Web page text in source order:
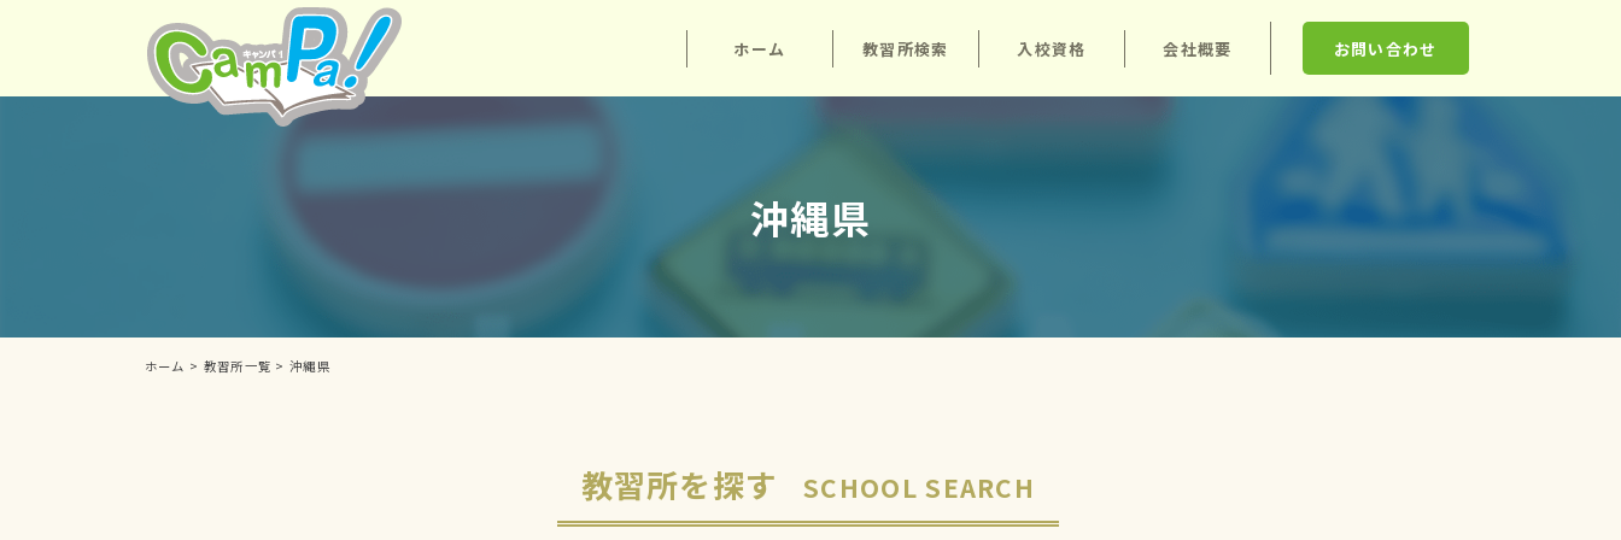
ホーム 教習所検索 入校資格 会社概要 お問い合わせ
沖縄県
ホーム > 教習所一覧 >沖縄県
教習所を探す SCHOOL SEARCH